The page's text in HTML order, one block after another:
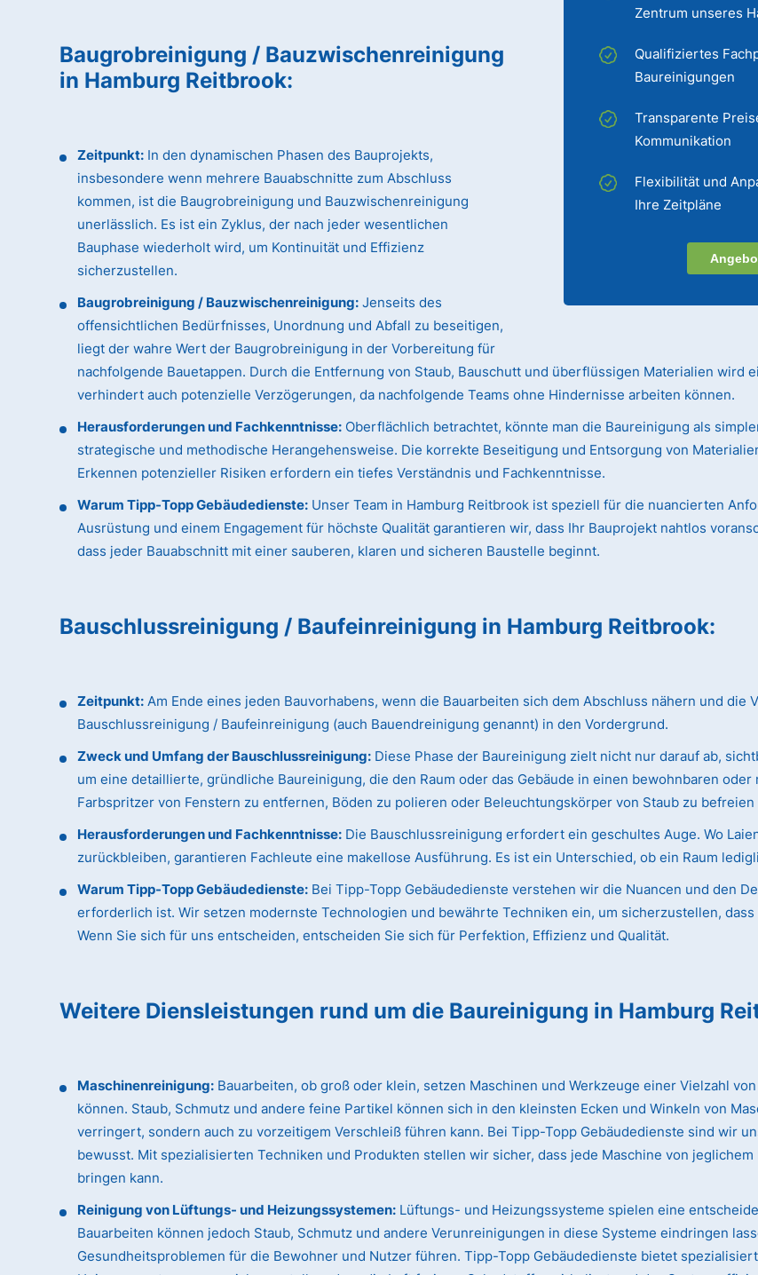
Zentrum unseres
Qualifiziertes
Baureinigungen
Transparente
Kommunikation
Flexibilität und
Ihre Zeitpläne
Baugrobreinigung / Bauzwischenreinigung
in Hamburg Reitbrook:
Zeitpunkt: In den dynamischen Phasen des Bauprojekts,
insbesondere wenn mehrere Bauabschnitte zum Abschluss
kommen, ist die Baugrobreinigung und Bauzwischenreinigung
unerlässlich. Es ist ein Zyklus, der nach jeder wesentlichen
Bauphase wiederholt wird, um Kontinuität und Effizienz
sicherzustellen.
Baugrobreinigung / Bauzwischenreinigung: Jenseits des
offensichtlichen Bedürfnisses, Unordnung und Abfall zu beseitigen,
liegt der wahre Wert der Baugrobreinigung in der Vorbereitung für
nachfolgende Bauetappen. Durch die Entfernung von Staub, Bauschutt und überflüssigen Materialien wird
verhindert auch potenzielle Verzögerungen, da nachfolgende Teams ohne Hindernisse arbeiten können.
Herausforderungen und Fachkenntnisse: Oberflächlich betrachtet, könnte man die Baureinigung als
strategische und methodische Herangehensweise. Die korrekte Beseitigung und Entsorgung von
Erkennen potenzieller Risiken erfordern ein tiefes Verständnis und Fachkenntnisse.
Warum Tipp-Topp Gebäudedienste: Unser Team in Hamburg Reitbrook ist speziell für die nuancierten
Ausrüstung und einem Engagement für höchste Qualität garantieren wir, dass Ihr Bauprojekt nahtlos
dass jeder Bauabschnitt mit einer sauberen, klaren und sicheren Baustelle beginnt.
Bauschlussreinigung / Baufeinreinigung in Hamburg Reitbrook:
Zeitpunkt: Am Ende eines jeden Bauvorhabens, wenn die Bauarbeiten sich dem Abschluss nähern und
Bauschlussreinigung / Baufeinreinigung (auch Bauendreinigung genannt) in den Vordergrund.
Zweck und Umfang der Bauschlussreinigung: Diese Phase der Baureinigung zielt nicht nur darauf ab,
um eine detaillierte, gründliche Baureinigung, die den Raum oder das Gebäude in einen bewohnbaren
Farbspritzer von Fenstern zu entfernen, Böden zu polieren oder Beleuchtungskörper von Staub zu
Herausforderungen und Fachkenntnisse: Die Bauschlussreinigung erfordert ein geschultes Auge. Wo
zurückbleiben, garantieren Fachleute eine makellose Ausführung. Es ist ein Unterschied, ob ein Raum
Warum Tipp-Topp Gebäudedienste: Bei Tipp-Topp Gebäudedienste verstehen wir die Nuancen und den
erforderlich ist. Wir setzen modernste Technologien und bewährte Techniken ein, um sicherzustellen,
Wenn Sie sich für uns entscheiden, entscheiden Sie sich für Perfektion, Effizienz und Qualität.
Weitere Diensleistungen rund um die Baureinigung in Hamburg
Maschinenreinigung: Bauarbeiten, ob groß oder klein, setzen Maschinen und Werkzeuge einer Vielzahl
können. Staub, Schmutz und andere feine Partikel können sich in den kleinsten Ecken und Winkeln von
verringert, sondern auch zu vorzeitigem Verschleiß führen kann. Bei Tipp-Topp Gebäudedienste sind wir
bewusst. Mit spezialisierten Techniken und Produkten stellen wir sicher, dass jede Maschine von
bringen kann.
Reinigung von Lüftungs- und Heizungssystemen: Lüftungs- und Heizungssysteme spielen eine
Bauarbeiten können jedoch Staub, Schmutz und andere Verunreinigungen in diese Systeme eindringen
Gesundheitsproblemen für die Bewohner und Nutzer führen. Tipp-Topp Gebäudedienste bietet